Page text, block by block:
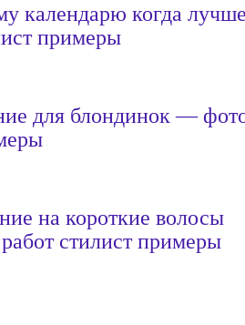
календарю когда
примеры
для блондинок —
на короткие волосы
стилист примеры